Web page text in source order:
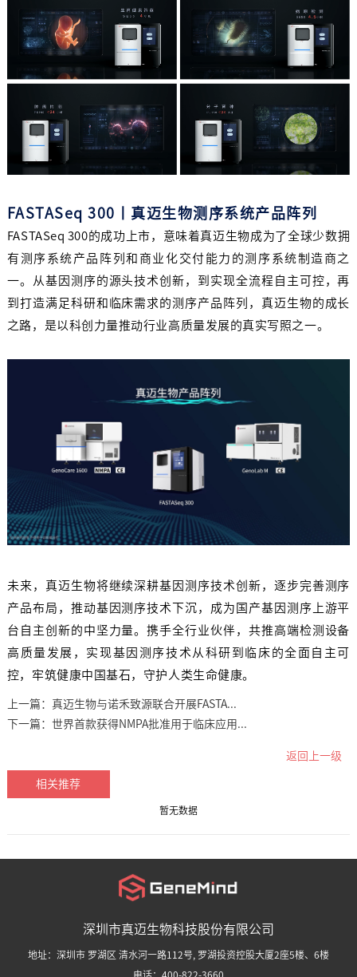
FASTASeq 300丨真迈生物测序系统产品阵列
FASTASeq 300的成功上市，意味着真迈生物成为了全球少数拥
有测序系统产品阵列和商业化交付能力的测序系统制造商之
一。从基因测序的源头技术创新，到实现全流程自主可控，再
到打造满足科研和临床需求的测序产品阵列，真迈生物的成长
之路，是以科创力量推动行业高质量发展的真实写照之一。
未来，真迈生物将继续深耕基因测序技术创新，逐步完善测序
产品布局，推动基因测序技术下沉，成为国产基因测序上游平
台自主创新的中坚力量。携手全行业伙伴，共推高端检测设备
高质量发展，实现基因测序技术从科研到临床的全面自主可
控，牢筑健康中国基石，守护人类生命健康。
上一篇： 真迈生物与诺禾致源联合开展FASTA...
下一篇： 世界首款获得NMPA批准用于临床应用...
返回上一级
相关推荐
暂无数据
深圳市真迈生物科技股份有限公司
地址：深圳市 罗湖区 清水河一路112号, 罗湖投资控股大厦2座5楼、6楼
电话：400-822-3660